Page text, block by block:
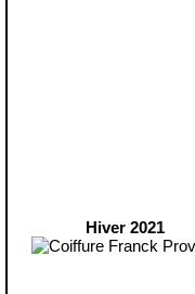
Hiver 2021